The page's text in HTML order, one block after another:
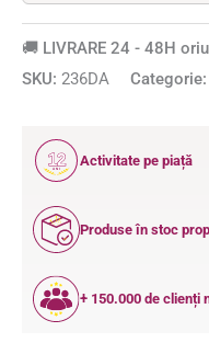
🚚 LIVRARE 24 - 48H
SKU: 236DA Categorie:
12
ANI
Activitate pe piață
Produse în stoc
+ 150.000 de clienți